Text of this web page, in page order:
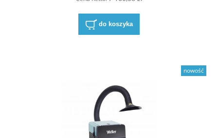
do koszyka
nowość